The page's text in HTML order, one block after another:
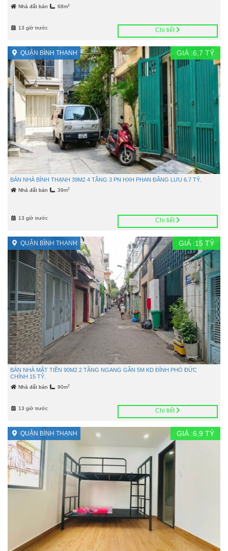
Nhà đất bán 68m2
13 giờ trước Chi tiết
QUẬN BÌNH THẠNH GIÁ :6,7 TỶ
BÁN NHÀ BÌNH THẠNH 39M2 4 TẦNG 3 PN HXH PHAN ĐĂNG LƯU 6.7 TỶ.
Nhà đất bán 39m2
13 giờ trước Chi tiết
QUẬN BÌNH THẠNH GIÁ :15 TỶ
BÁN NHÀ MẶT TIỀN 90M2 2 TẦNG NGANG GẦN 5M KD ĐỈNH PHÓ ĐỨC
CHÍNH 15 TỶ.
Nhà đất bán 90m2
13 giờ trước Chi tiết
QUẬN BÌNH THẠNH GIÁ :6,9 TỶ